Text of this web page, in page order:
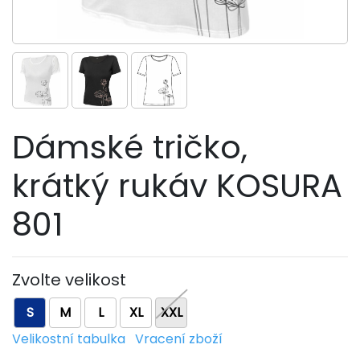
Dámské tričko,
krátký rukáv KOSURA
801
Zvolte velikost
S M L XL
XXL
Velikostní tabulka Vracení zboží